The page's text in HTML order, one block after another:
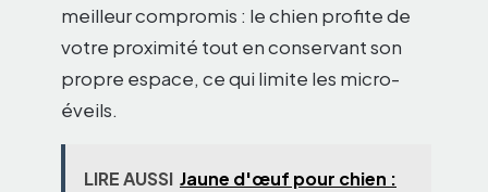
meilleur compromis : le chien profite de
votre proximité tout en conservant son
propre espace, ce qui limite les micro-
éveils.
LIRE AUSSI Jaune d'œuf pour chien :